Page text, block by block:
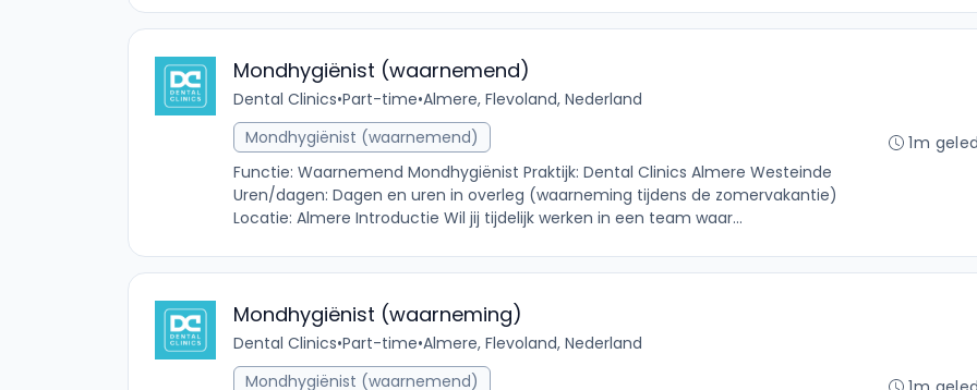
Mondhygiënist (waarnemend)
Dental Clinics•Part-time•Almere, Flevoland, Nederland
Mondhygiënist (waarnemend)
Functie: Waarnemend Mondhygiënist Praktijk: Dental Clinics Almere Westeinde
Uren/dagen: Dagen en uren in overleg (waarneming tijdens de zomervakantie)
Locatie: Almere Introductie Wil jij tijdelijk werken in een team waar...
1m
Mondhygiënist (waarneming)
Dental Clinics•Part-time•Almere, Flevoland, Nederland
Mondhygiënist (waarnemend)